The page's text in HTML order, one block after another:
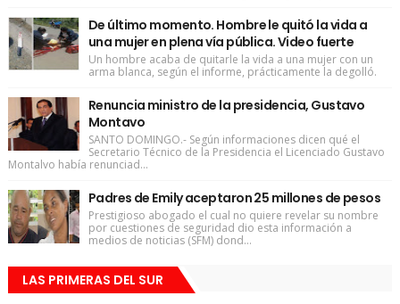
De último momento. Hombre le quitó la vida a
una mujer en plena vía pública. Video fuerte
Un hombre acaba de quitarle la vida a una mujer con un
arma blanca, según el informe, prácticamente la degolló.
Renuncia ministro de la presidencia, Gustavo
Montavo
SANTO DOMINGO.- Según informaciones dicen qué el
Secretario Técnico de la Presidencia el Licenciado Gustavo
Montalvo había renunciad...
Padres de Emily aceptaron 25 millones de pesos
Prestigioso abogado el cual no quiere revelar su nombre
por cuestiones de seguridad dio esta información a
medios de noticias (SFM) dond...
LAS PRIMERAS DEL SUR